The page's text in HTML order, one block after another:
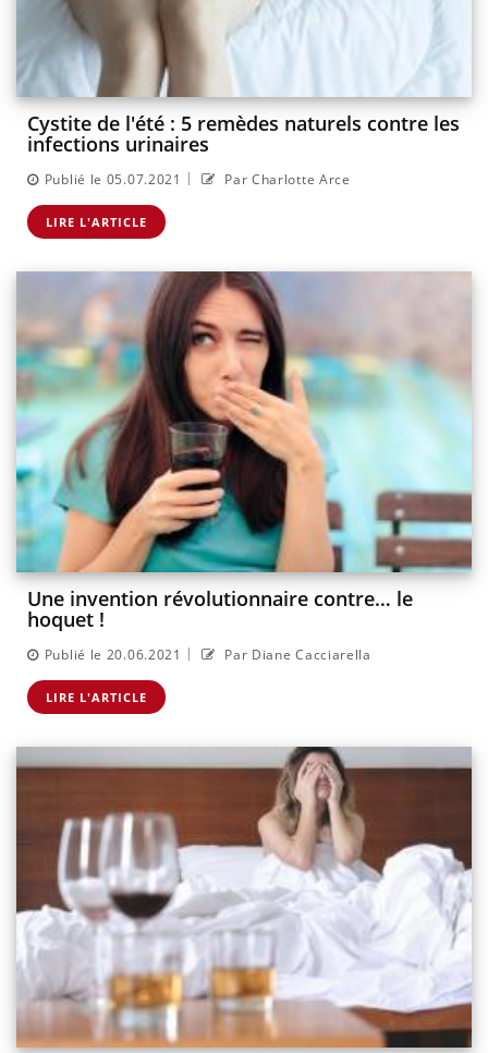
Cystite de l'été : 5 remèdes naturels contre les
infections urinaires
Publié le 05.07.2021 | Par Charlotte Arce
LIRE L'ARTICLE
Une invention révolutionnaire contre… le
hoquet !
Publié le 20.06.2021 | Par Diane Cacciarella
LIRE L'ARTICLE